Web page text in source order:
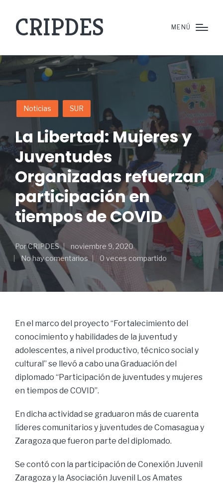
CRIPDES MENÚ
Noticias SUR
La Libertad: Mujeres y
Juventudes
Organizadas refuerzan
participación en
tiempos de COVID
PorCRIPDES
noviembre 9, 2020
No hay comentarios
0 veces compartido
En el marco del proyecto “Fortalecimiento del
conocimiento y habilidades de la juventud y
adolescentes, a nivel productivo, técnico social y
cultural” se llevó a cabo una Graduación del
diplomado “Participación de juventudes y mujeres
en tiempos de COVID”.
En dicha actividad se graduaron más de cuarenta
líderes comunitarios y juventudes de Comasagua y
Zaragoza que fueron parte del diplomado.
Se contó con la participación de Conexión Juvenil
Zaragoza y la Asociación Juvenil Los Amates